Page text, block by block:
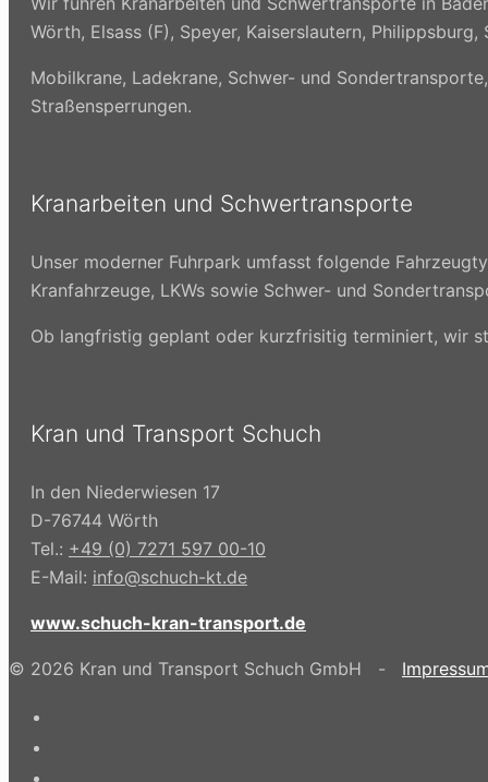
Wörth, Elsass (F), Speyer, Kaiserslautern,
Mobilkrane, Ladekrane, Schwer- und
Straßensperrungen.
Kranarbeiten und Schwertransporte
Unser moderner Fuhrpark umfasst folgende
Kranfahrzeuge, LKWs sowie Schwer- und
Ob langfristig geplant oder kurzfrisitig terminiert, wir
Kran und Transport Schuch
In den Niederwiesen 17
D-76744 Wörth
Tel.: +49 (0) 7271 597 00-10
E-Mail: info@schuch-kt.de
www.schuch-kran-transport.de
© 2026 Kran und Transport Schuch GmbH -